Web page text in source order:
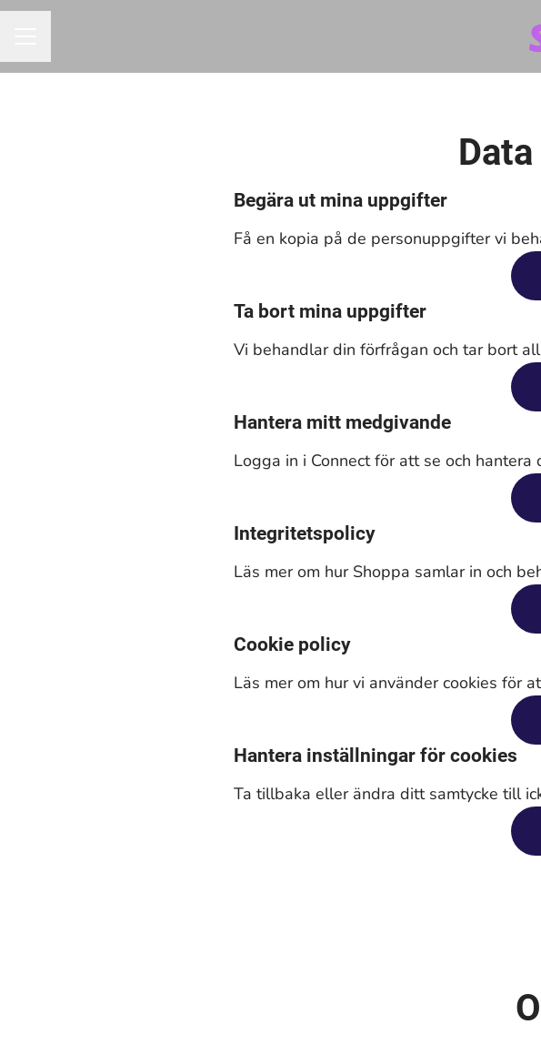
Begära ut mina uppgifter
Få en kopia på de personuppgifter vi
Ta bort mina uppgifter
Vi behandlar din förfrågan och tar bort
Hantera mitt medgivande
Logga in i Connect för att se och
Integritetspolicy
Läs mer om hur Shoppa samlar in och
Cookie policy
Läs mer om hur vi använder cookies för
Hantera inställningar för cookies
Ta tillbaka eller ändra ditt samtycke till